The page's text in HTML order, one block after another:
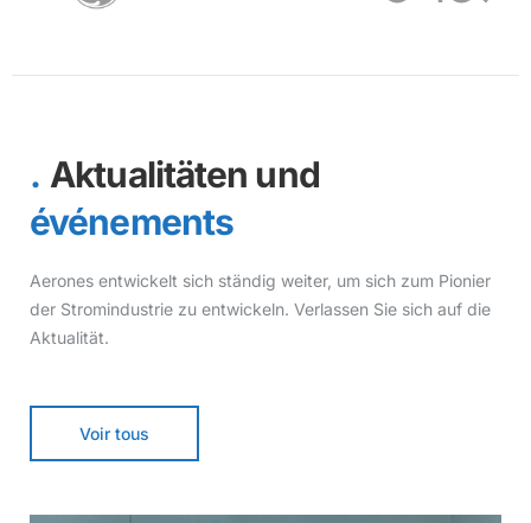
Aktualitäten und
événements
Aerones entwickelt sich ständig weiter, um sich zum Pionier
der Stromindustrie zu entwickeln. Verlassen Sie sich auf die
Aktualität.
Voir tous